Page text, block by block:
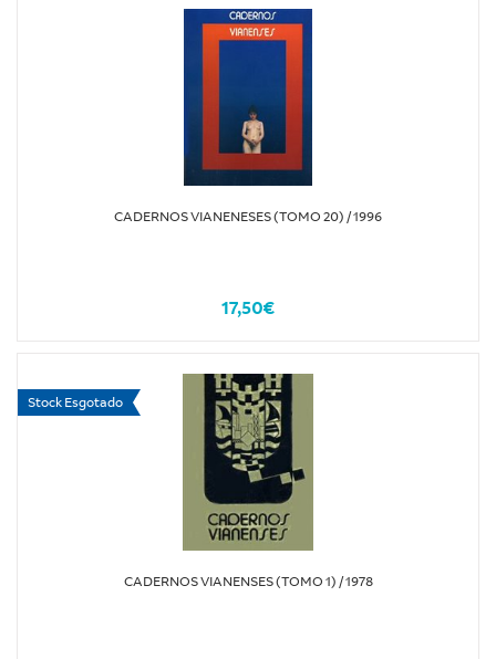
CADERNOS VIANENESES (TOMO 20) / 1996
17,50€
CADERNOS VIANENSES (TOMO 1) / 1978
Stock Esgotado